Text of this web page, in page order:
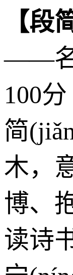
【段
——名
100分
简
木，
博、
读诗